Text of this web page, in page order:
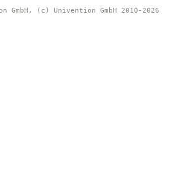
GmbH, (c) Univention GmbH 2010-2026